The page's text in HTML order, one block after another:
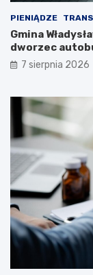
PIENIĄDZE
Gmina
dworzec
7 sierpnia 2026